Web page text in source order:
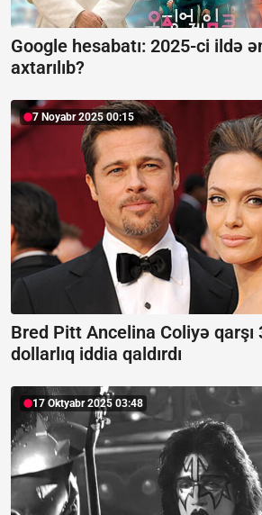
Google hesabatı: 2025-ci ildə
axtarılıb?
7 Noyabr 2025 00:15
Bred Pitt Ancelina Coliyə qarşı
dollarlıq iddia qaldırdı
17 Oktyabr 2025 03:48